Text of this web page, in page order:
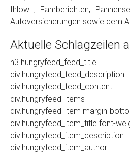
Ihlow , Fahrberichten,
Autoversicherungen sowie dem
Aktuelle Schlagzeilen
h3.hungryfeed_feed_title
div.hungryfeed_feed_description
div.hungryfeed_feed_content
div.hungryfeed_items
div.hungryfeed_item margin-
div.hungryfeed_item_title font-
div.hungryfeed_item_description
div.hungryfeed_item_author